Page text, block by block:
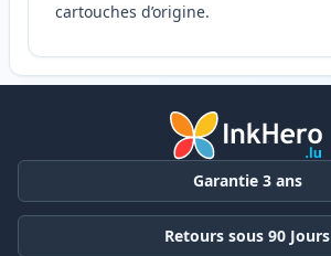
cartouches d’origine.
Garantie 3 ans
Retours sous 90 Jours